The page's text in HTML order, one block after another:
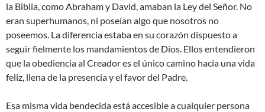
la Biblia, como Abraham y David, amaban la Ley del Señor. No
eran superhumanos, ni poseían algo que nosotros no
poseemos. La diferencia estaba en su corazón dispuesto a
seguir fielmente los mandamientos de Dios. Ellos entendieron
que la obediencia al Creador es el único camino hacia una vida
feliz, llena de la presencia y el favor del Padre.
Esa misma vida bendecida está accesible a cualquier persona